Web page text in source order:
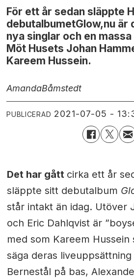
För ett år sedan släppte
debutalbumetGlow,nu är
nya singlar och en
Möt Husets Johan
Kareem Hussein.
AmandaBåmstedt
PUBLICERAD 2021-07-05 -
Det har gått cirka ett år
släppte sitt debutalbum
står intakt än idag. Utöver
och Eric Dahlqvist är
med som Kareem Hussein
säga deras liveuppsättning
Bernestål på bas,